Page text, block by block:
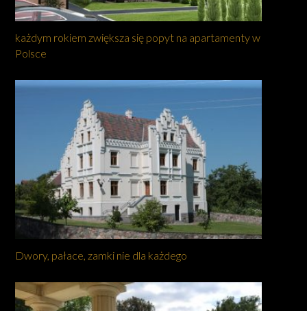
każdym rokiem zwiększa się popyt na apartamenty w
Polsce
Dwory, pałace, zamki nie dla każdego